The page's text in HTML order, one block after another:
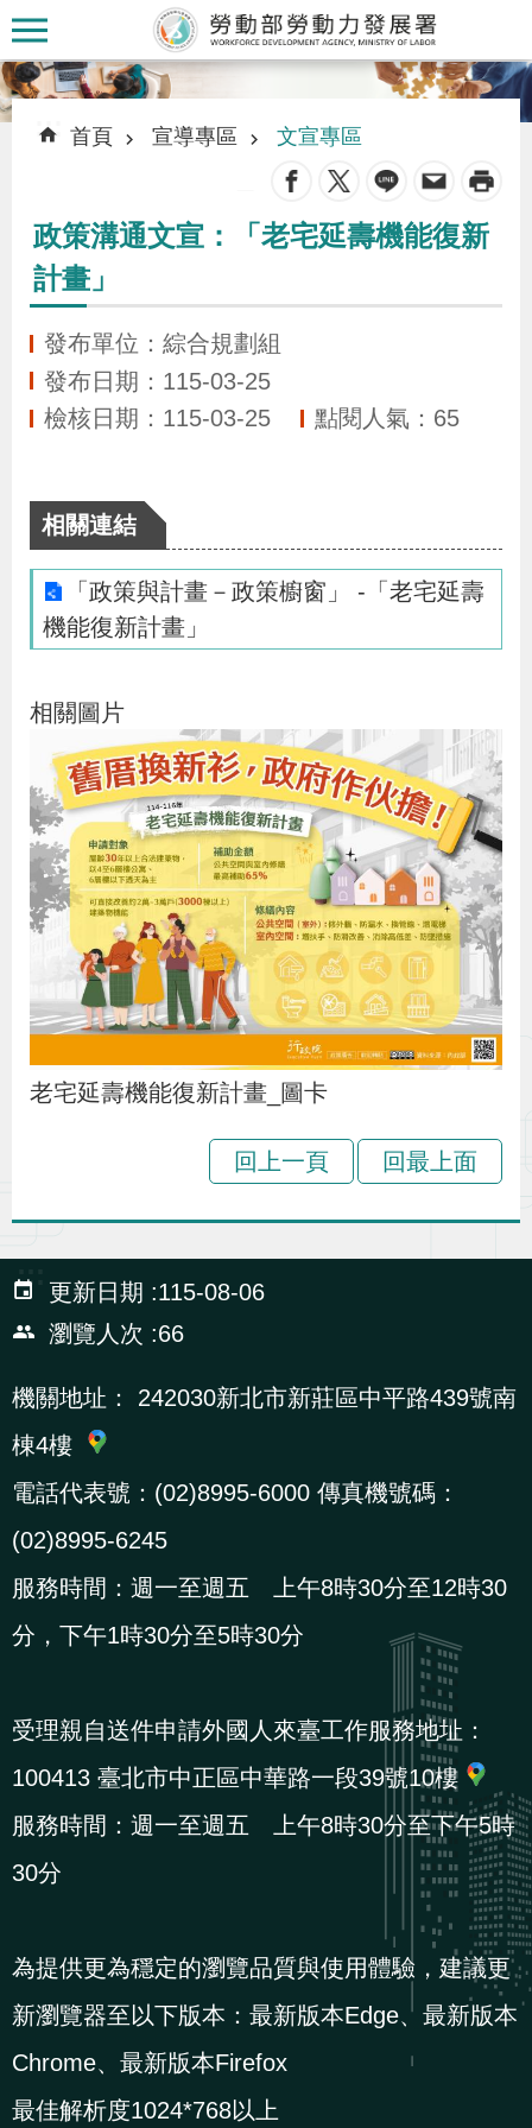
跳到主要內容區塊
認
識
署
訊
發
民
務
業
務
專
區
上
辦
相
連
結
網
站
覽
民
意
箱
文
字
服
統
計
訊
E
n
l
s
回
首
R
S
隱
私
資
訊
安
:::
::: 首頁 宣導專區 文宣專區
政策溝通文宣：「老宅延壽機能復新
計畫」
發布單位：綜合規劃組
發布日期：115-03-25
檢核日期：115-03-25
點閱人氣：65
相關連結
「政策與計畫－政策櫥窗」 -「老宅延壽
機能復新計畫」
相關圖片
老宅延壽機能復新計畫_圖卡
回上一頁 回最上面
:::
更新日期
115-08-06
瀏覽人次
66
機關地址：
242030新北市新莊區中平路439號南
棟4樓
電話代表號：(02)8995-6000 傳真機號碼：
(02)8995-6245
服務時間：週一至週五 上午8時30分至12時30
分，下午1時30分至5時30分
受理親自送件申請外國人來臺工作服務地址：
100413 臺北市中正區中華路一段39號10樓
服務時間：週一至週五 上午8時30分至下午5時
30分
為提供更為穩定的瀏覽品質與使用體驗，建議更
新瀏覽器至以下版本：最新版本Edge、最新版本
Chrome、最新版本Firefox
最佳解析度1024*768以上